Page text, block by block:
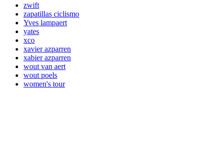
zwift
zapatillas ciclismo
Yves lampaert
yates
xco
xavier azparren
xabier azparren
wout van aert
wout poels
women's tour